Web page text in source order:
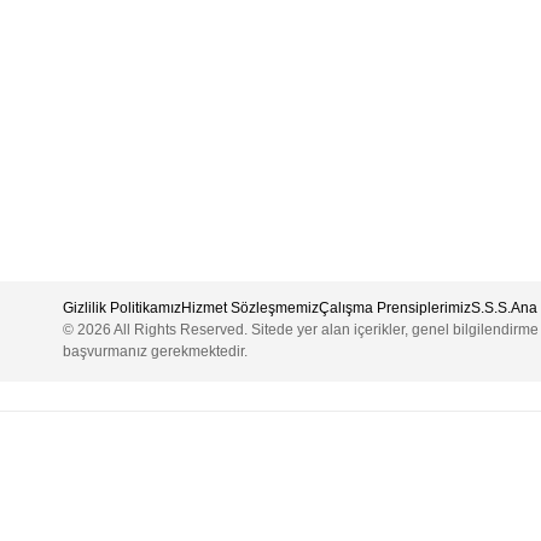
Gizlilik PolitikamızHizmet SözleşmemizÇalışma PrensiplerimizS.S.S. Ana
© 2026 All Rights Reserved. Sitede yer alan içerikler, genel
başvurmanız gerekmektedir.